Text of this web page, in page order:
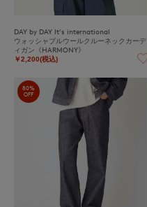
DAY by DAY It's international
ウォッシャブルウールクルーネックカーデ
ィガン《HARMONY》
￥2,200(税込)
80%
OFF